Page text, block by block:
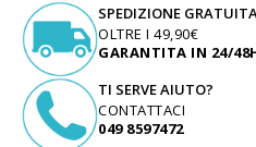
SPEDIZIONE
OLTRE I 49,90€
GARANTITA IN 24/
TI SERVE AIUTO?
CONTATTACI
049 8597472